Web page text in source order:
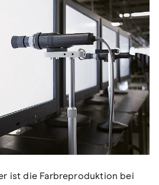
ist die Farbreproduktion bei